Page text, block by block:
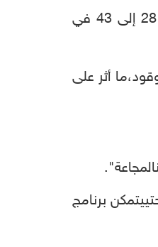
28 إلى 43 في
ما أثر على
المجاعة".
يتمكن برنامج